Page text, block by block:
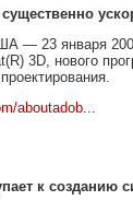
— 23 января
3D, нового
aboutadob...
к созданию